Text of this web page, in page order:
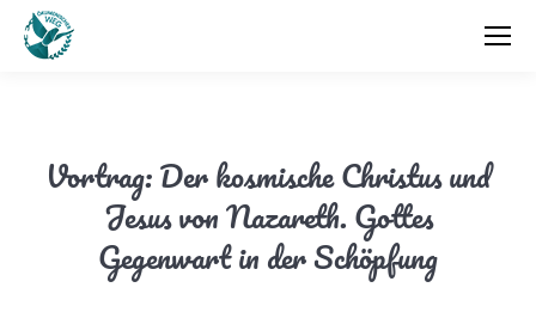
Vortrag: Der kosmische Christus und
Jesus von Nazareth. Gottes
Gegenwart in der Schöpfung